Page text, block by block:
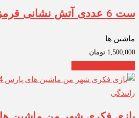
ست 6 عددی آتش نشانی قرمز
ماشین ها
1,500,000 تومان